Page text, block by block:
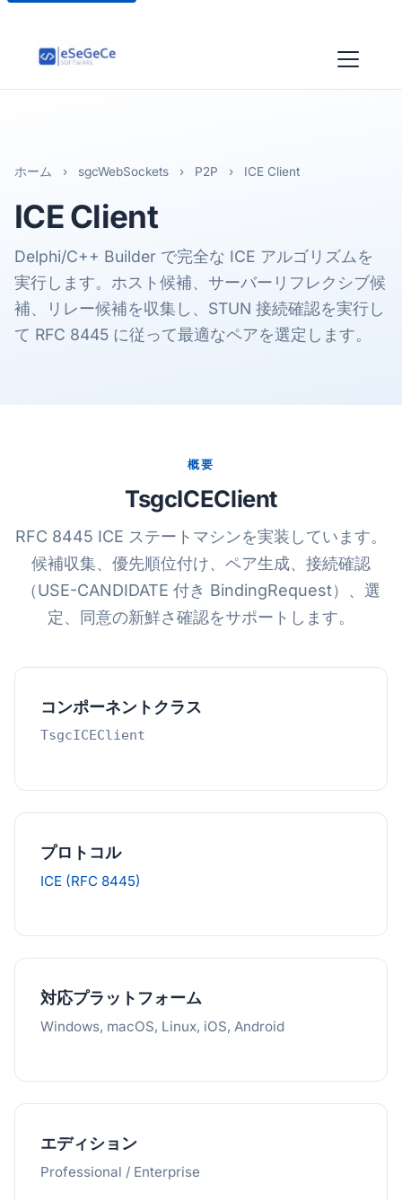
ホーム › sgcWebSockets › P2P › ICE Client
ICEClient
Delphi/C++ Builder で完全な ICE アルゴリズムを
実行します。ホスト候補、サーバーリフレクシブ候
補、リレー候補を収集し、STUN 接続確認を実行し
て RFC 8445 に従って最適なペアを選定します。
概要
TsgcICEClient
RFC 8445 ICE ステートマシンを実装しています。
候補収集、優先順位付け、ペア生成、接続確認
（USE-CANDIDATE 付き BindingRequest）、選
定、同意の新鮮さ確認をサポートします。
コンポーネントクラス
TsgcICEClient
プロトコル
ICE (RFC 8445)
対応プラットフォーム
Windows, macOS, Linux, iOS, Android
エディション
Professional / Enterprise